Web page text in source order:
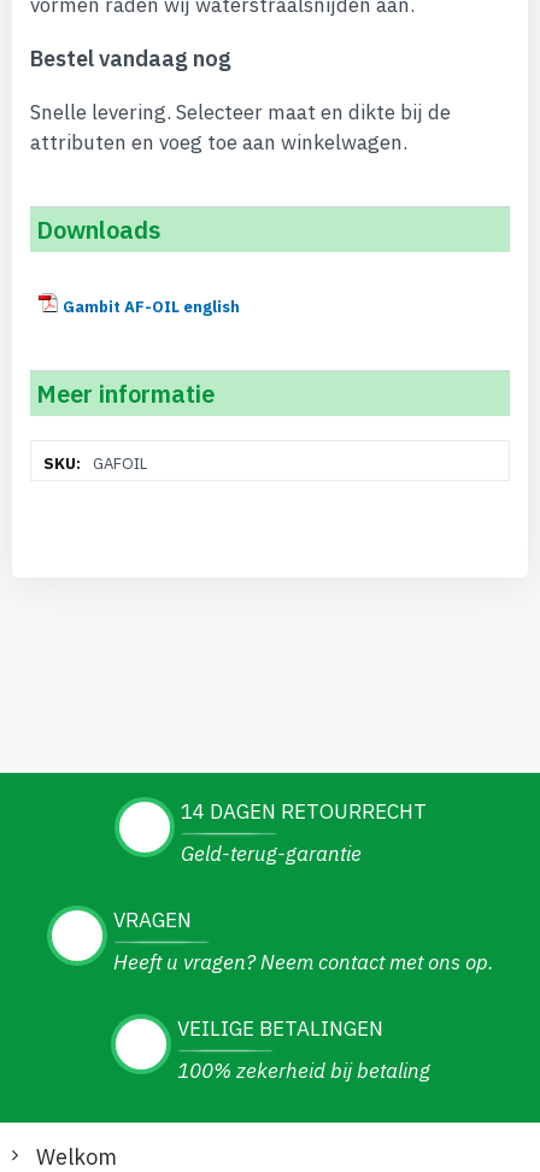
Bestel vandaag nog
Snelle levering. Selecteer maat en dikte bij de
attributen en voeg toe aan winkelwagen.
Downloads
Gambit AF-OIL english
Meer informatie
informatieGAFOIL
14 DAGEN RETOURRECHT
Geld-terug-garantie
VRAGEN
Heeft u vragen? Neem contact met ons op.
VEILIGE BETALINGEN
100% zekerheid bij betaling
Welkom